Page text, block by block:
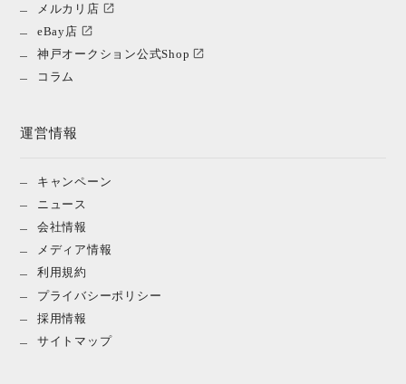
メルカリ店
eBay店
神戸オークション公式Shop
コラム
運営情報
キャンペーン
ニュース
会社情報
メディア情報
利用規約
プライバシーポリシー
採用情報
サイトマップ